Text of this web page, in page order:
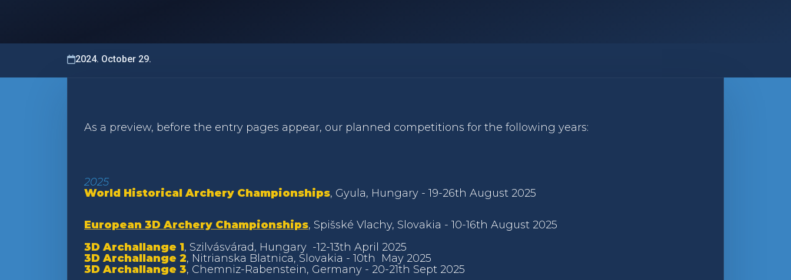
2024. October 29.
As a preview, before the entry pages appear, our planned competitions for the following years:
2025
World Historical Archery Championships, Gyula, Hungary - 19-26th August 2025
European 3D Archery Championships, Spišské Vlachy, Slovakia - 10-16th August 2025
3D Archallange 1, Szilvásvárad, Hungary -12-13th April 2025
3D Archallange 2, Nitrianska Blatnica, Slovakia - 10th May 2025
3D Archallange 3, Chemniz-Rabenstein, Germany - 20-21th Sept 2025